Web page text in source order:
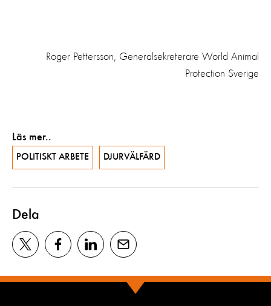
Roger Pettersson, Generalsekreterare World Animal
Protection Sverige
Läs mer..
POLITISKT ARBETE DJURVÄLFÄRD
Dela